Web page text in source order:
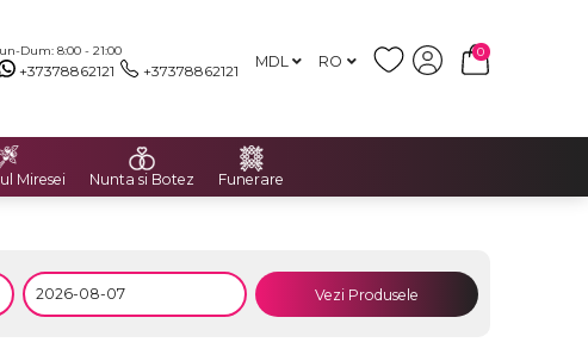
Dum: 8:00 - 21:00
+37378862121 +37378862121 MDL RO
0
Miresei Nunta si Botez Funerare
Vezi Produsele